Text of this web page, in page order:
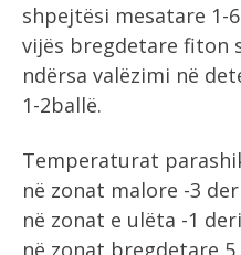
shpejtësi mesatare 1-
vijës bregdetare fiton
ndërsa valëzimi në
1-2ballë.
Temperaturat
në zonat malore -3
në zonat e ulëta -1
në zonat bregdetare 5